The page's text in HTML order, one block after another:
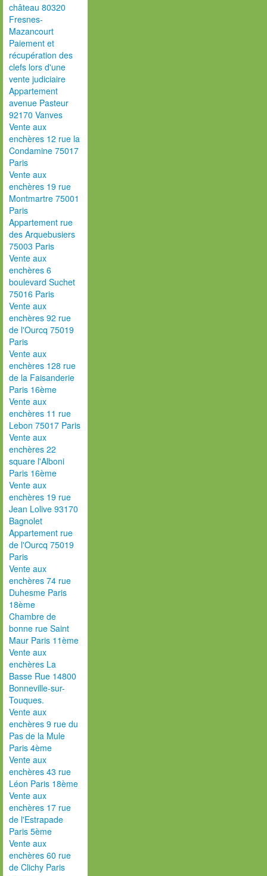
château 80320
Fresnes-
Mazancourt
Paiement et
récupération des
clefs lors d'une
vente judiciaire
Appartement
avenue Pasteur
92170 Vanves
Vente aux
enchères 12 rue la
Condamine 75017
Paris
Vente aux
enchères 19 rue
Montmartre 75001
Paris
Appartement rue
des Arquebusiers
75003 Paris
Vente aux
enchères 6
boulevard Suchet
75016 Paris
Vente aux
enchères 92 rue
de l'Ourcq 75019
Paris
Vente aux
enchères 128 rue
de la Faisanderie
Paris 16ème
Vente aux
enchères 11 rue
Lebon 75017 Paris
Vente aux
enchères 22
square l'Alboni
Paris 16ème
Vente aux
enchères 19 rue
Jean Lolive 93170
Bagnolet
Appartement rue
de l'Ourcq 75019
Paris
Vente aux
enchères 74 rue
Duhesme Paris
18ème
Chambre de
bonne rue Saint
Maur Paris 11ème
Vente aux
enchères La
Basse Rue 14800
Bonneville-sur-
Touques.
Vente aux
enchères 9 rue du
Pas de la Mule
Paris 4ème
Vente aux
enchères 43 rue
Léon Paris 18ème
Vente aux
enchères 17 rue
de l'Estrapade
Paris 5ème
Vente aux
enchères 60 rue
de Clichy Paris